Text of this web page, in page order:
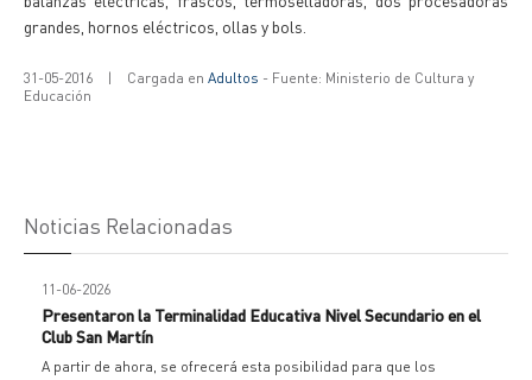
grandes, hornos eléctricos, ollas y bols.
31-05-2016 | Cargada en Adultos - Fuente: Ministerio de Cultura y
Educación
Noticias Relacionadas
11-06-2026
Presentaron la Terminalidad Educativa Nivel Secundario en el
Club San Martín
A partir de ahora, se ofrecerá esta posibilidad para que los